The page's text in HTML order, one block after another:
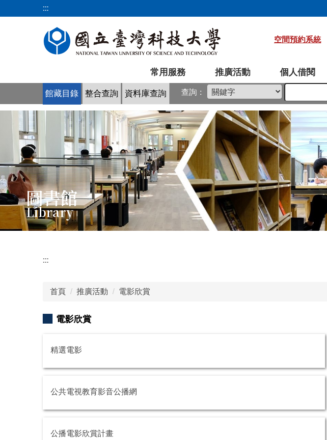
到
:::
常用服務 推廣活動 個人借閱
空間預約系統
圖書館
Library
館藏目錄 整合查詢 資料庫查詢 查詢：
:::
首頁 推廣活動 電影欣賞
電影欣賞
精選電影
公共電視教育影音公播網
公播電影欣賞計畫